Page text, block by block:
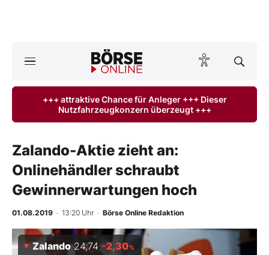
ktuelle Ausgabe BÖRSE ONLINE lesen
Finanz-Check
BO-Musterdepots
+++ attraktive Chance für Anleger +++ Dieser
Nutzfahrzeugkonzern überzeugt +++
Zalando-Aktie zieht an:
Onlinehändler schraubt
Gewinnerwartungen hoch
01.08.2019 · 13:20 Uhr · Börse Online Redaktion
Zalando 24,74 -2,30%